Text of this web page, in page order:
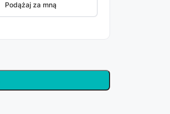
Podążaj za mną